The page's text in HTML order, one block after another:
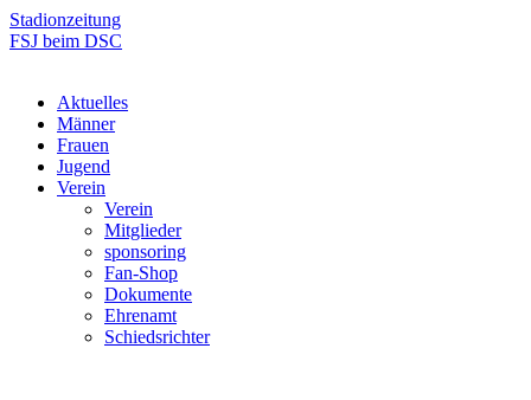
Zum
Inhalt
Stadionzeitung
FSJ beim DSC
Aktuelles
Männer
Frauen
Jugend
Verein
Verein
Mitglieder
sponsoring
Fan-Shop
Dokumente
Ehrenamt
Schiedsrichter